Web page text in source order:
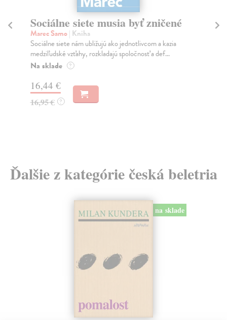
Sociálne siete musia byť zničené
Marec Samo| Kniha
Sociálne siete nám ubližujú ako jednotlivcom a kazia
medziľudské vzťahy, rozkladajú spoločnosť a def...
Na sklade ?
16,44 €
16,95 € ?
Ďalšie z kategórie česká beletria
na sklade